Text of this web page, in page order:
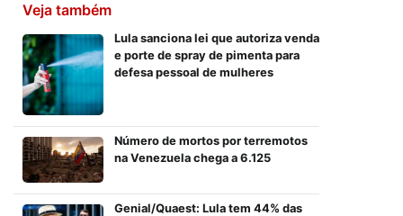
Veja também
Lula sanciona lei que autoriza venda
e porte de spray de pimenta para
defesa pessoal de mulheres
Número de mortos por terremotos
na Venezuela chega a 6.125
Genial/Quaest: Lula tem 44% das